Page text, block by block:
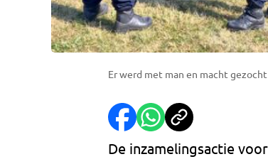
Er werd met man en macht
De inzamelingsactie